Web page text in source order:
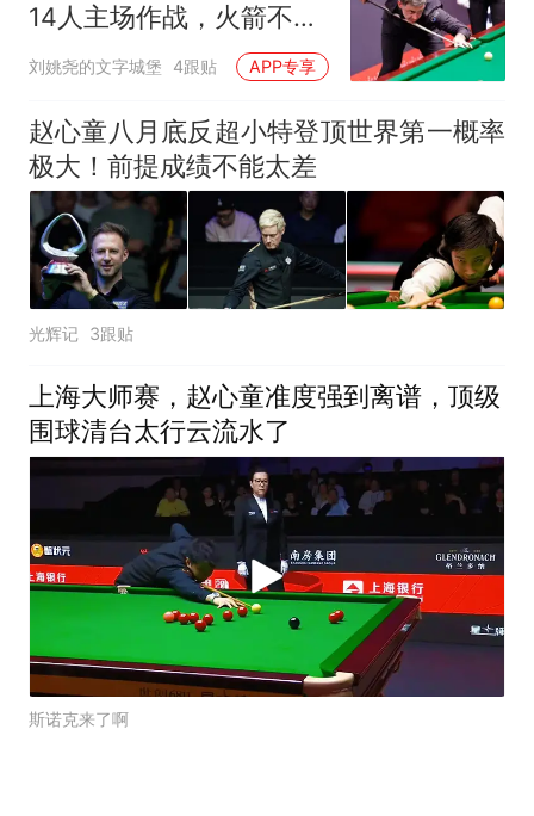
14人主场作战，火箭不退
赛，名将大奖到手
刘姚尧的文字城堡 4跟贴 APP专享
赵心童八月底反超小特登顶世界第一概率
极大！前提成绩不能太差
光辉记 3跟贴
上海大师赛，赵心童准度强到离谱，顶级
围球清台太行云流水了
斯诺克来了啊